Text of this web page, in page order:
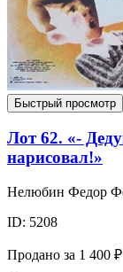
Быстрый просмотр
Лот 62. «-
нарисовал!»
Нелюбин Федор
ID: 5208
Продано за 1 400 ₽